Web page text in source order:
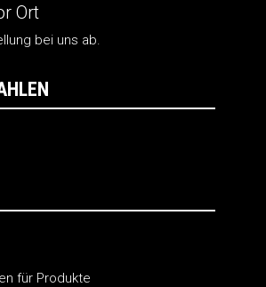
Ort
bei uns ab.
für Produkte